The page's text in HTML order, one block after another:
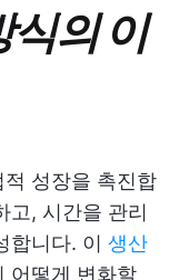
식의 이
성장을 촉진합
고, 시간을 관리
합니다. 이 생산
어떻게 변화할